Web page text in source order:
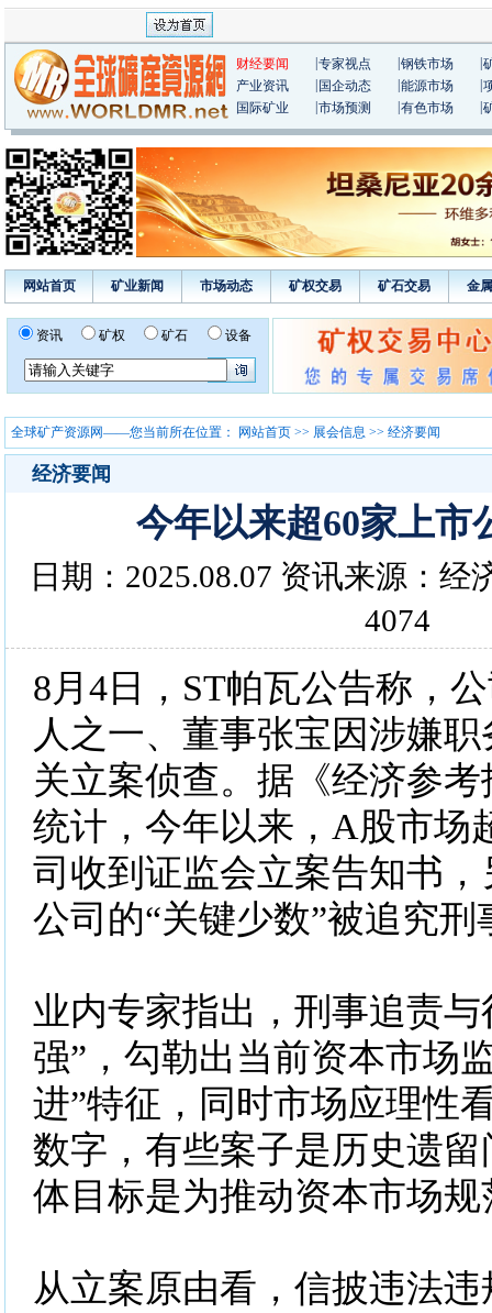
财经要闻 专家视点 钢铁市场
产业资讯
国企动态 能源市场
国际矿业
市场预测 有色市场
网站首页 矿业新闻 市场动态 矿权交易 矿石交易 金
资讯 矿权 矿石 设备
全球矿产资源网——您当前所在位置： 网站首页 >> 展会信息 >> 经济要闻
经济要闻
今年以来超60家上市
日期：2025.08.07 资讯来源：经
4074
8月4日，ST帕瓦公告称，
人之一、董事张宝因涉嫌
关立案侦查。据《经济参
统计，今年以来，A股市场
司收到证监会立案告知书
公司的“关键少数”被追究刑
业内专家指出，刑事追责
强”，勾勒出当前资本市场
进”特征，同时市场应理性
数字，有些案子是历史遗
体目标是为推动资本市场
从立案原由看，信披违法违